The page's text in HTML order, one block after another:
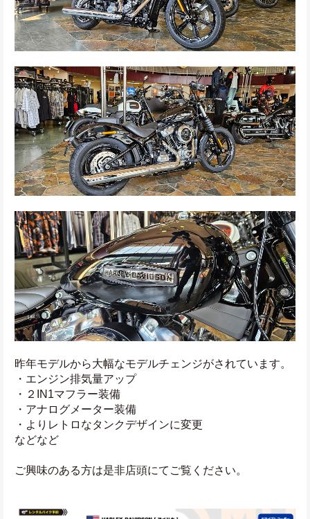
昨年モデルから大幅なモデルチェンジがされています。
・エンジン排気量アップ
・２IN1マフラー装備
・アナログメーター装備
・よりレトロなタンクデザインに変更
などなど
ご興味のある方は是非店頭にてご覧ください。